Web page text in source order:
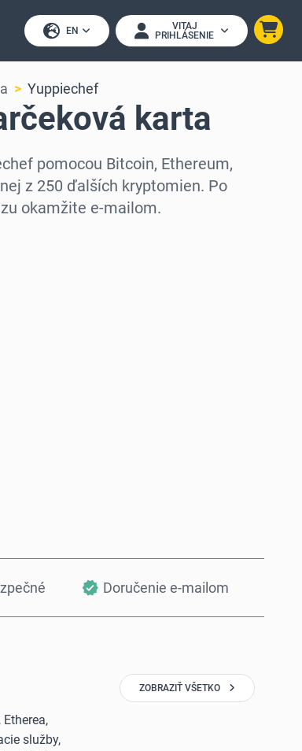
EN
VITAJ
PRIHLÁSENIE
Yuppiechef
karta
pomocou Bitcoin, Ethereum,
z 250 ďalších kryptomien. Po
okamžite e-mailom.
Doručenie e-mailom
služby,
ZOBRAZIŤ VŠETKO